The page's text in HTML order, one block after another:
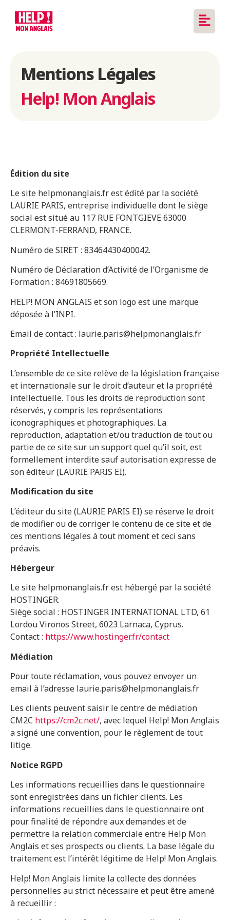
Mentions Légales
Help! Mon Anglais
Édition du site
Le site helpmonanglais.fr est édité par la société
LAURIE PARIS, entreprise individuelle dont le siège
social est situé au 117 RUE FONTGIEVE 63000
CLERMONT-FERRAND, FRANCE.
Numéro de SIRET : 83464430400042.
Numéro de Déclaration d’Activité de l’Organisme de
Formation : 84691805669.
HELP! MON ANGLAIS et son logo est une marque
déposée à l’INPI.
Email de contact : laurie.paris@helpmonanglais.fr
Propriété Intellectuelle
L’ensemble de ce site relève de la législation française
et internationale sur le droit d’auteur et la propriété
intellectuelle. Tous les droits de reproduction sont
réservés, y compris les représentations
iconographiques et photographiques. La
reproduction, adaptation et/ou traduction de tout ou
partie de ce site sur un support quel qu’il soit, est
formellement interdite sauf autorisation expresse de
son éditeur (LAURIE PARIS EI).
Modification du site
L’éditeur du site (LAURIE PARIS EI) se réserve le droit
de modifier ou de corriger le contenu de ce site et de
ces mentions légales à tout moment et ceci sans
préavis.
Hébergeur
Le site helpmonanglais.fr est hébergé par la société
HOSTINGER.
Siège social : HOSTINGER INTERNATIONAL LTD, 61
Lordou Vironos Street, 6023 Larnaca, Cyprus.
Contact : https://www.hostinger.fr/contact
Médiation
Pour toute réclamation, vous pouvez envoyer un
email à l’adresse laurie.paris@helpmonanglais.fr
Les clients peuvent saisir le centre de médiation
CM2C https://cm2c.net/, avec lequel Help! Mon Anglais
a signé une convention, pour le règlement de tout
litige.
Notice RGPD
Les informations recueillies dans le questionnaire
sont enregistrées dans un fichier clients. Les
informations recueillies dans le questionnaire ont
pour finalité de répondre aux demandes et de
permettre la relation commerciale entre Help Mon
Anglais et ses prospects ou clients. La base légale du
traitement est l’intérêt légitime de Help! Mon Anglais.
Help! Mon Anglais limite la collecte des données
personnelles au strict nécessaire et peut être amené
à recueillir :